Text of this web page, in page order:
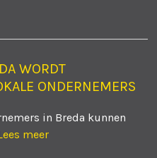
WORDT
ONDERNEMERS
in Breda kunnen
meer